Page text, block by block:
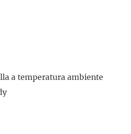
a temperatura ambiente